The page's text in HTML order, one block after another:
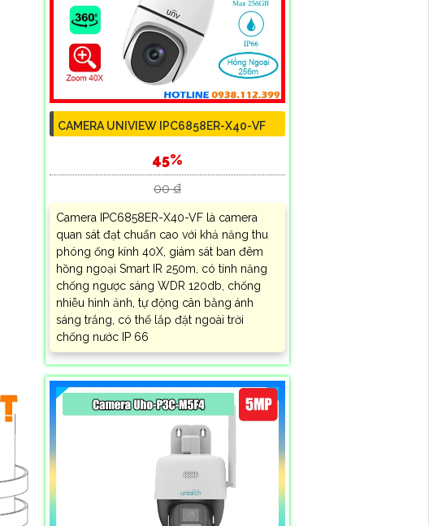
CAMERA UNIVIEW IPC6858ER-X40-VF
45%
00 ₫
Camera IPC6858ER-X40-VF là camera
quan sát đạt chuẩn cao với khả năng thu
phóng ống kính 40X, giám sát ban đêm
hồng ngoại Smart IR 250m, có tính năng
chống ngược sáng WDR 120db, chống
nhiễu hình ảnh, tự động cân bằng ánh
sáng trắng, có thể lắp đặt ngoài trời
chống nước IP 66